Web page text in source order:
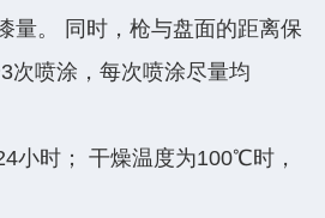
量。 同时，枪与盘面的距离保
次喷涂，每次喷涂尽量均
小时； 干燥温度为100℃时，